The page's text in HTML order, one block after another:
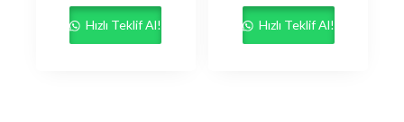
Hızlı Teklif Al! Hızlı Teklif Al!